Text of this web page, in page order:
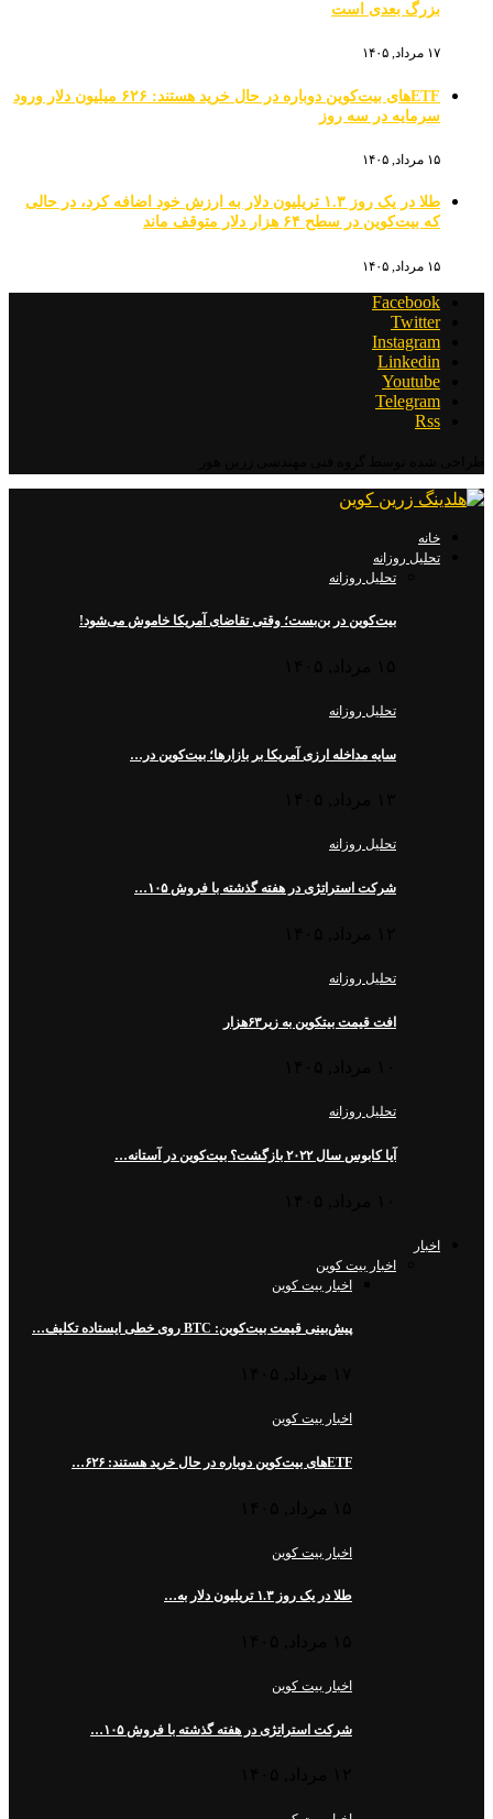
بزرگ بعدی است
۱۷ مرداد, ۱۴۰۵
ETFهای بیت‌کوین دوباره در حال خرید هستند: ۶۲۶ میلیون دلار ورود
سرمایه در سه روز
۱۵ مرداد, ۱۴۰۵
طلا در یک روز ۱.۳ تریلیون دلار به ارزش خود اضافه کرد، در حالی
که بیت‌کوین در سطح ۶۴ هزار دلار متوقف ماند
۱۵ مرداد, ۱۴۰۵
Facebook
Twitter
Instagram
Linkedin
Youtube
Telegram
Rss
خانه
تحلیل روزانه
تحلیل روزانه
بیت‌کوین در بن‌بست؛ وقتی تقاضای آمریکا خاموش می‌شود!
تحلیل روزانه
سایه مداخله ارزی آمریکا بر بازارها؛ بیت‌کوین در…
تحلیل روزانه
شرکت استراتژی در هفته گذشته با فروش ۱۰۵…
تحلیل روزانه
افت قیمت بیتکوین به زیر۶۳هزار
تحلیل روزانه
آیا کابوس سال ۲۰۲۲ بازگشت؟ بیت‌کوین در آستانه…
اخبار
اخبار بیت کوین
اخبار بیت کوین
پیش‌بینی قیمت بیت‌کوین: BTC روی خطی ایستاده تکلیف…
اخبار بیت کوین
ETFهای بیت‌کوین دوباره در حال خرید هستند: ۶۲۶…
اخبار بیت کوین
طلا در یک روز ۱.۳ تریلیون دلار به…
اخبار بیت کوین
شرکت استراتژی در هفته گذشته با فروش ۱۰۵…